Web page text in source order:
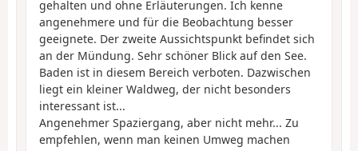
gehalten und ohne Erläuterungen. Ich kenne
angenehmere und für die Beobachtung besser
geeignete. Der zweite Aussichtspunkt befindet sich
an der Mündung. Sehr schöner Blick auf den See.
Baden ist in diesem Bereich verboten. Dazwischen
liegt ein kleiner Waldweg, der nicht besonders
interessant ist...
Angenehmer Spaziergang, aber nicht mehr... Zu
empfehlen, wenn man keinen Umweg machen